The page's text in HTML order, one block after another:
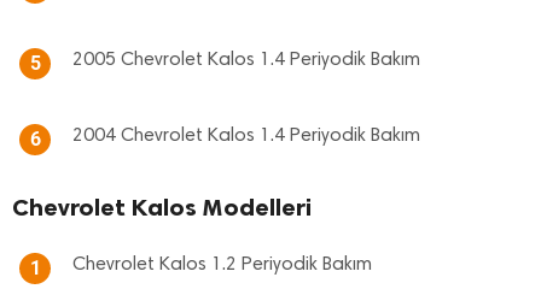
5 2005 Chevrolet Kalos 1.4 Periyodik Bakım
6 2004 Chevrolet Kalos 1.4 Periyodik Bakım
Chevrolet Kalos Modelleri
1 Chevrolet Kalos 1.2 Periyodik Bakım